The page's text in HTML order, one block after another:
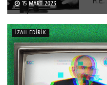
15 MART 2023
İZAH EDIRIK